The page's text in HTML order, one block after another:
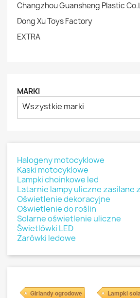
Changzhou Guansheng Plastic
Dong Xu Toys Factory
EXTRA
MARKI
Wszystkie marki
Halogeny motocyklowe
Kaski motocyklowe
Lampki choinkowe led
Latarnie lampy uliczne zasilane
Oświetlenie dekoracyjne
Oświetlenie do roślin
Solarne oświetlenie uliczne
Świetlówki LED
Żarówki ledowe
Girlandy ogrodowe Lampki